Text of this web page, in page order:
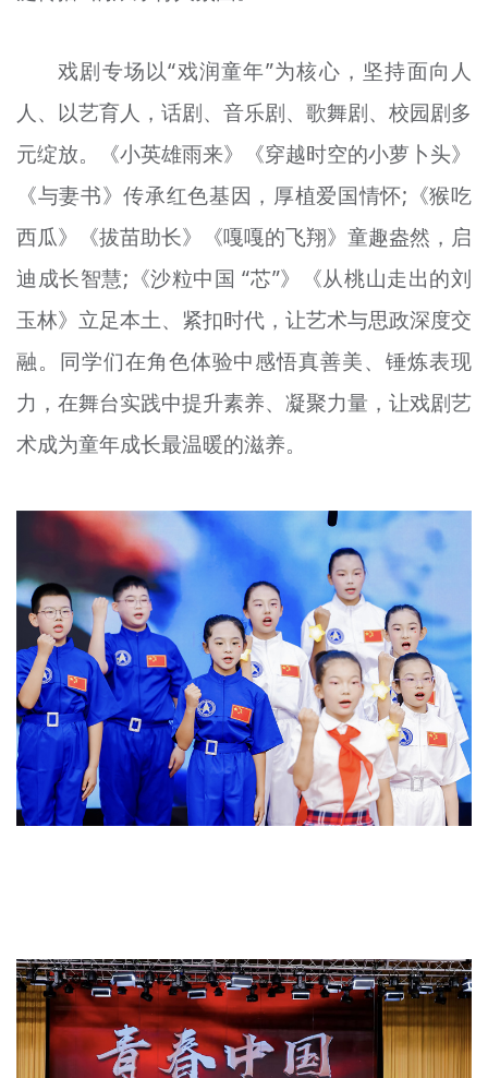
戏剧专场以“戏润童年”为核心，坚持面向人
人、以艺育人，话剧、音乐剧、歌舞剧、校园剧多
元绽放。《小英雄雨来》《穿越时空的小萝卜头》
《与妻书》传承红色基因，厚植爱国情怀;《猴吃
西瓜》《拔苗助长》《嘎嘎的飞翔》童趣盎然，启
迪成长智慧;《沙粒中国 “芯”》《从桃山走出的刘
玉林》立足本土、紧扣时代，让艺术与思政深度交
融。同学们在角色体验中感悟真善美、锤炼表现
力，在舞台实践中提升素养、凝聚力量，让戏剧艺
术成为童年成长最温暖的滋养。